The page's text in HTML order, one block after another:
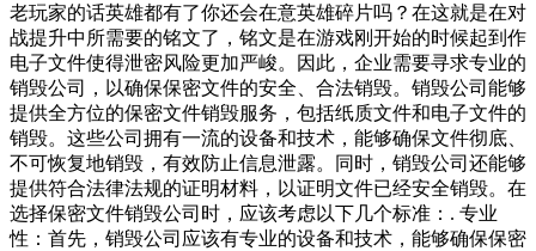
老玩家的话英雄都有了你还会在意英雄碎片吗？在这就是在对
战提升中所需要的铭文了，铭文是在游戏刚开始的时候起到作
电子文件使得泄密风险更加严峻。因此，企业需要寻求专业的
销毁公司，以确保保密文件的安全、合法销毁。销毁公司能够
提供全方位的保密文件销毁服务，包括纸质文件和电子文件的
销毁。这些公司拥有一流的设备和技术，能够确保文件彻底、
不可恢复地销毁，有效防止信息泄露。同时，销毁公司还能够
提供符合法律法规的证明材料，以证明文件已经安全销毁。在
选择保密文件销毁公司时，应该考虑以下几个标准：. 专业
性：首先，销毁公司应该有专业的设备和技术，能够确保保密